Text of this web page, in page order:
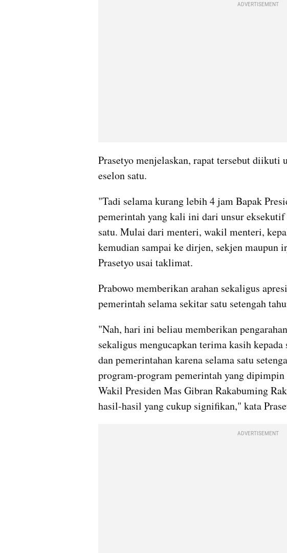
ADVERTISEMENT
Prasetyo menjelaskan, rapat tersebut diikuti
eselon satu.
"Tadi selama kurang lebih 4 jam Bapak
pemerintah yang kali ini dari unsur
satu. Mulai dari menteri, wakil menteri,
kemudian sampai ke dirjen, sekjen maupun
Prasetyo usai taklimat.
Prabowo memberikan arahan sekaligus
pemerintah selama sekitar satu setengah
"Nah, hari ini beliau memberikan
sekaligus mengucapkan terima kasih
dan pemerintahan karena selama satu
program-program pemerintah yang dipimpin
Wakil Presiden Mas Gibran Rakabuming
hasil-hasil yang cukup signifikan," kata
ADVERTISEMENT